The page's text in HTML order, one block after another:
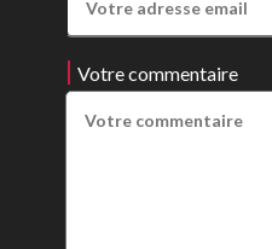
Votre commentaire